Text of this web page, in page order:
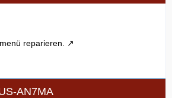
reparieren.
AN7MA